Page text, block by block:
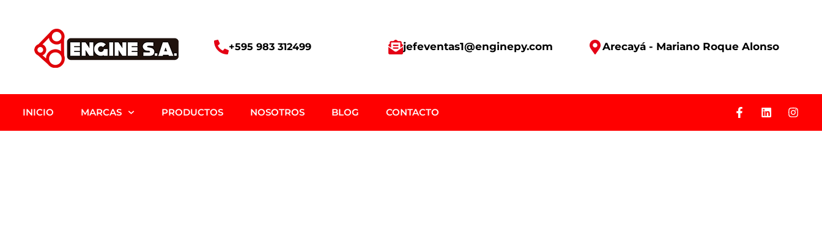
+595 983 312499 jefeventas1@enginepy.com Arecayá - Mariano Roque Alonso
INICIO MARCAS PRODUCTOS NOSOTROS BLOG CONTACTO